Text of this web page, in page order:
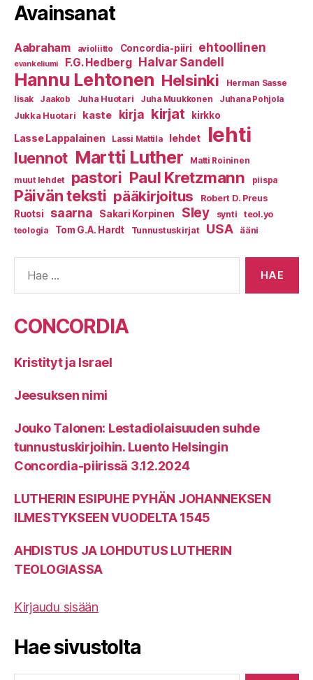
Avainsanat
Aabraham avioliitto Concordia-piiri ehtoollinen
evankeliumi F.G. Hedberg Halvar Sandell
Hannu Lehtonen Helsinki
Herman Sasse
Iisak
Jaakob Juha Huotari Juha Muukkonen Juhana Pohjola
Jukka Huotari kaste kirja kirjat kirkko
Lasse Lappalainen Lassi Mattila lehdet lehti
luennot Martti Luther
Matti Roininen
muut lehdet
pastori Paul Kretzmann piispa
Päivän teksti pääkirjoitus Robert D. Preus
Ruotsi saarna Sakari Korpinen Sley synti teol.yo
teologia Tom G.A. Hardt Tunnustuskirjat USA ääni
CONCORDIA
Kristityt ja Israel
Jeesuksen nimi
Jouko Talonen: Lestadiolaisuuden suhde
tunnustuskirjoihin. Luento Helsingin
Concordia-piirissä 3.12.2024
LUTHERIN ESIPUHE PYHÄN JOHANNEKSEN
ILMESTYKSEEN VUODELTA 1545
AHDISTUS JA LOHDUTUS LUTHERIN
TEOLOGIASSA
Kirjaudu sisään
Hae sivustolta